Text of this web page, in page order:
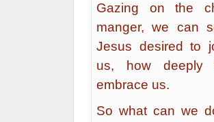
Gazing on the
manger, we can
Jesus desired to
us, how deeply
embrace us.
So what can we